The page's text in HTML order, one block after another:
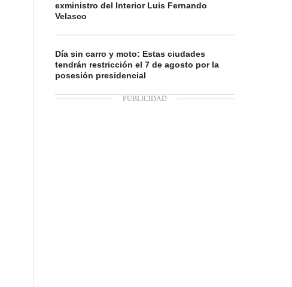
exministro del Interior Luis Fernando
Velasco
Día sin carro y moto: Estas ciudades
tendrán restricción el 7 de agosto por la
posesión presidencial